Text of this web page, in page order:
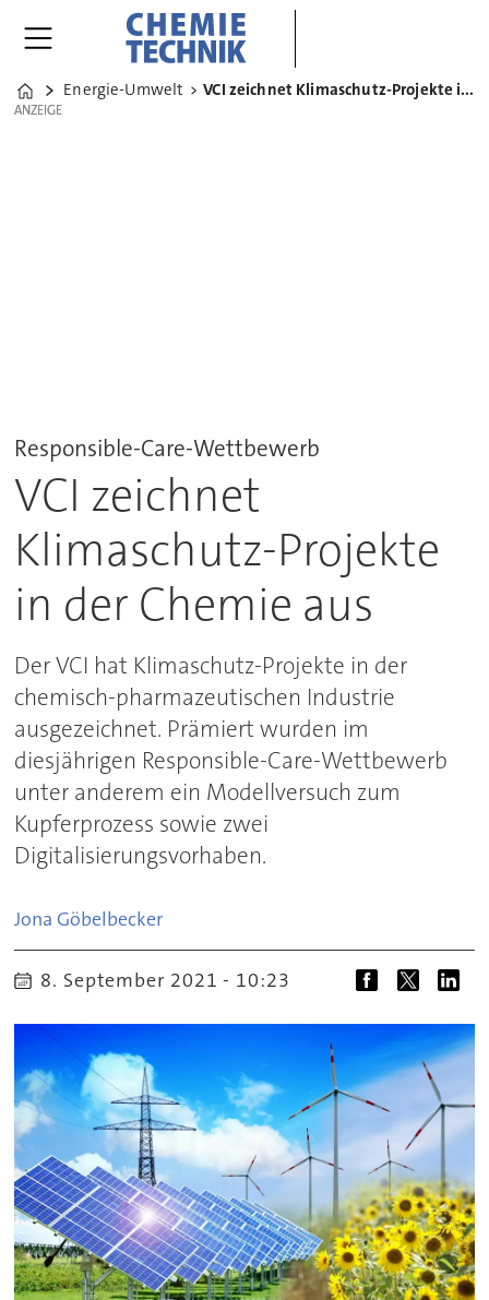
Home
Energie-Umwelt VCI zeichnet Klimaschutz-Projekte in der Chemie aus
ANZEIGE
ANZEIGE
Responsible-Care-Wettbewerb
VCI zeichnet
Klimaschutz-Projekte
in der Chemie aus
Der VCI hat Klimaschutz-Projekte in der
chemisch-pharmazeutischen Industrie
ausgezeichnet. Prämiert wurden im
diesjährigen Responsible-Care-Wettbewerb
unter anderem ein Modellversuch zum
Kupferprozess sowie zwei
Digitalisierungsvorhaben.
Jona Göbelbecker
8. September 2021 - 10:23